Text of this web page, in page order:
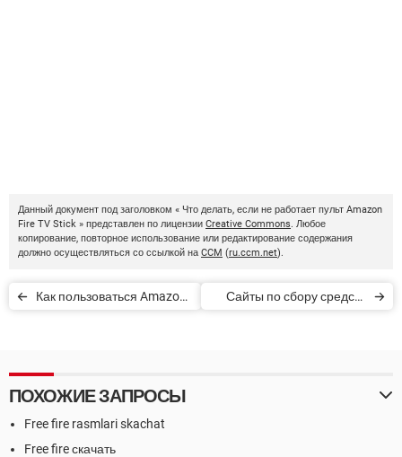
Данный документ под заголовком « Что делать, если не работает пульт Amazon
Fire TV Stick » представлен по лицензии Creative Commons. Любое
копирование, повторное использование или редактирование содержания
должно осуществляться со ссылкой на CCM (ru.ccm.net).
Как пользоваться Amazon
Сайты по сбору средств
ПОХОЖИЕ ЗАПРОСЫ
Free fire rasmlari skachat
Free fire скачать